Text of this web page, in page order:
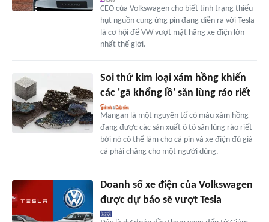
CEO của Volkswagen cho biết tình trạng thiếu
hụt nguồn cung ứng pin đang diễn ra với Tesla
là cơ hội để VW vượt mặt hãng xe điện lớn
nhất thế giới.
Soi thứ kim loại xám hồng khiến
các 'gã khổng lồ' săn lùng ráo riết
Mangan là một nguyên tố có màu xám hồng
đang được các sản xuất ô tô săn lùng ráo riết
bởi nó có thể làm cho cả pin và xe điện đủ giá
cả phải chăng cho một người dùng.
Doanh số xe điện của Volkswagen
được dự báo sẽ vượt Tesla